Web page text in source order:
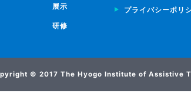
展示
研修
プライバシーポリ
© 2017 The Hyogo Institute of Assistive